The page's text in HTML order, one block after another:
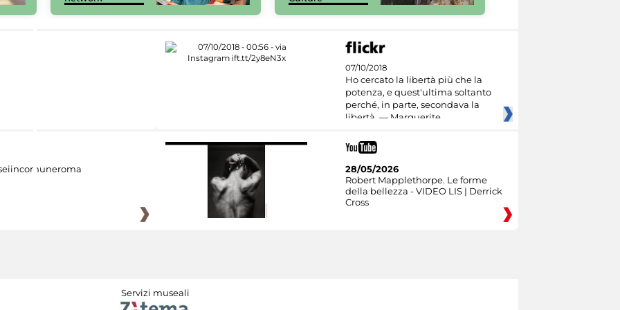
07/10/2018
Ho cercato la libertà più che la
potenza, e quest'ultima soltanto
perché, in parte, secondava la
libertà. — Marguerite
28/05/2026
Robert Mapplethorpe. Le forme
della bellezza - VIDEO LIS | Derrick
Cross
Servizi museali